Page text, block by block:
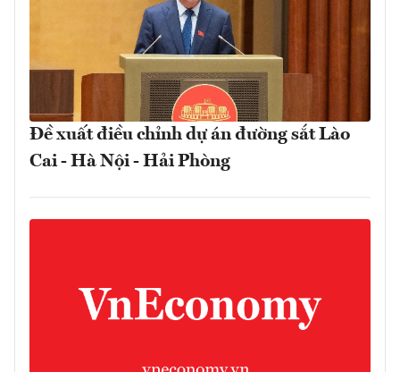
Đề xuất điều chỉnh dự án đường sắt Lào
Cai - Hà Nội - Hải Phòng